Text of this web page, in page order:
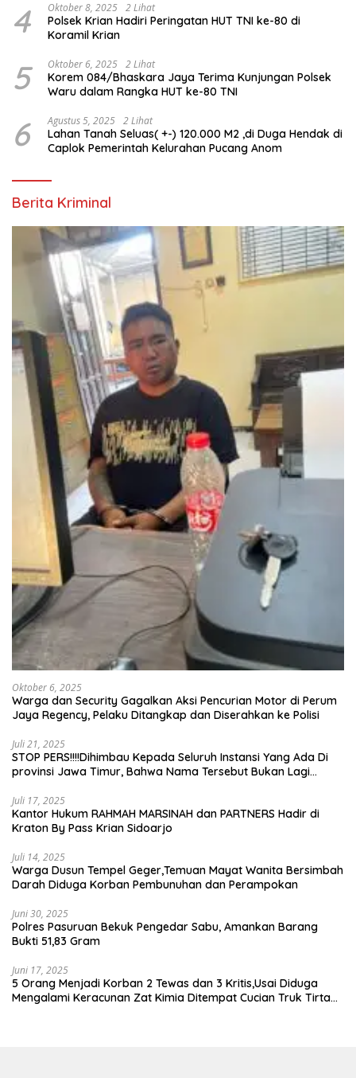
4 Oktober 8, 2025 2 Lihat
Polsek Krian Hadiri Peringatan HUT TNI ke-80 di
Koramil Krian
5 Oktober 6, 2025 2 Lihat
Korem 084/Bhaskara Jaya Terima Kunjungan Polsek
6 Agustus 5, 2025 2 Lihat
Lahan Tanah Seluas( +-) 120.000 M2 ,di Duga Hendak di
Caplok Pemerintah Kelurahan Pucang Anom
Berita Kriminal
Oktober 6, 2025
Warga dan Security Gagalkan Aksi Pencurian Motor di Perum
Jaya Regency, Pelaku Ditangkap dan Diserahkan ke Polisi
Juli 21, 2025
STOP PERS!!!!Dihimbau Kepada Seluruh Instansi Yang Ada Di
provinsi Jawa Timur, Bahwa Nama Tersebut Bukan Lagi
Juli 17, 2025
Kantor Hukum RAHMAH MARSINAH dan PARTNERS Hadir di
Kraton By Pass Krian Sidoarjo
Juli 14, 2025
Warga Dusun Tempel Geger,Temuan Mayat Wanita Bersimbah
Darah Diduga Korban Pembunuhan dan Perampokan
Juni 30, 2025
Polres Pasuruan Bekuk Pengedar Sabu, Amankan Barang
Bukti 51,83 Gram
Juni 17, 2025
5 Orang Menjadi Korban 2 Tewas dan 3 Kritis,Usai Diduga
Mengalami Keracunan Zat Kimia Ditempat Cucian Truk Tirta